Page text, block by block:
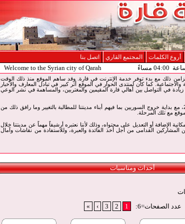
أروع الكلمات المجتمع القاري اتصل بنا
Welcome to the Syrian city of Qarah
موقع الإنترنت لمدينة قارة السورية (قارة دوت كوم) في أيار 2003، وتزامن ذلك مع بدء توفر خدمة الإنترنت في قارة. وقد ساهم الموقع منذ ذلك الوقت
والاجتماعية. كما كان لمنتدى الحوار في الموقع أثر كبير في تبادل المعارف والأخبار
في التواصل بين أهالي قارة المقيمين والمغتربين، والمساهمة في نشر الوعي
وبعد مسيرة حافلة لمدة حوالي 8 سنوات، فقد تم إغلاق الموقع في نيسان 2011، مع بداية خروج السوريين بما فيهم أبناء مدينتنا للمطالبة بالتغيير وما رافق ذلك من
مع تلك المرحلة.
إمكانية الإضافة أو التعديل على محتواه، وذلك لأننا نعتبره أرشيفاً مهماً عن مدينتنا خلال
القدامى من أجل أخذ الفائدة والعبرة، وللاستفادة من نقاشات وآمال
أحداث ومناسبات
عدد الصفحات=6:
1
2
3
›
»